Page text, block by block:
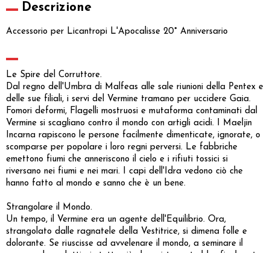
Descrizione
Accessorio per Licantropi L'Apocalisse 20° Anniversario
Le Spire del Corruttore.
Dal regno dell'Umbra di Malfeas alle sale riunioni della Pentex e
delle sue filiali, i servi del Vermine tramano per uccidere Gaia.
Fomori deformi, Flagelli mostruosi e mutaforma contaminati dal
Vermine si scagliano contro il mondo con artigli acidi. I Maeljin
Incarna rapiscono le persone facilmente dimenticate, ignorate, o
scomparse per popolare i loro regni perversi. Le fabbriche
emettono fiumi che anneriscono il cielo e i rifiuti tossici si
riversano nei fiumi e nei mari. I capi dell'Idra vedono ciò che
hanno fatto al mondo e sanno che è un bene.
Strangolare il Mondo.
Un tempo, il Vermine era un agente dell'Equilibrio. Ora,
strangolato dalle ragnatele della Vestitrice, si dimena folle e
dolorante. Se riuscisse ad avvelenare il mondo, a seminare il